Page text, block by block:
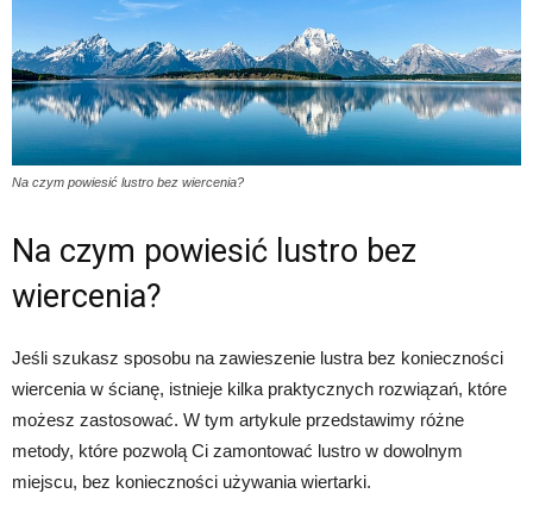
Na czym powiesić lustro bez wiercenia?
Na czym powiesić lustro bez
wiercenia?
Jeśli szukasz sposobu na zawieszenie lustra bez konieczności
wiercenia w ścianę, istnieje kilka praktycznych rozwiązań, które
możesz zastosować. W tym artykule przedstawimy różne
metody, które pozwolą Ci zamontować lustro w dowolnym
miejscu, bez konieczności używania wiertarki.